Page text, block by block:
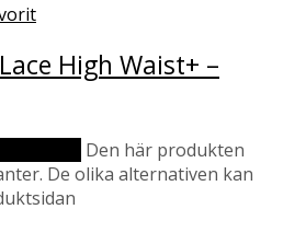
High Waist+ –
Den här produkten
De olika alternativen kan